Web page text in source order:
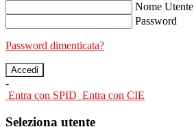
Nome Utente
Password
Password dimenticata?
-
Entra con SPID Entra con CIE
Seleziona utente